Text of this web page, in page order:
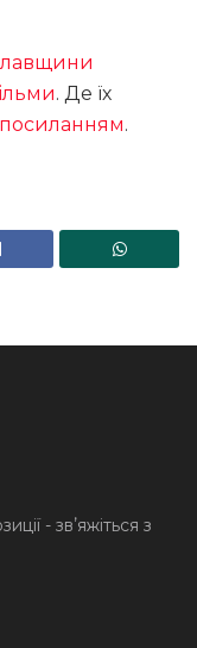
. Де їх
посиланням.
- звʼяжіться з